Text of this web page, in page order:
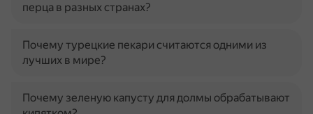
перца в разных странах?
Почему турецкие пекари считаются одними из
лучших в мире?
Почему зеленую капусту для долмы обрабатывают